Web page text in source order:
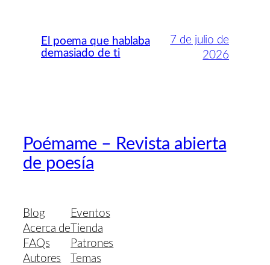
El poema que hablaba
demasiado de ti
7 de julio de
2026
Poémame – Revista abierta
de poesía
Blog
Acerca de
FAQs
Autores
Eventos
Tienda
Patrones
Temas